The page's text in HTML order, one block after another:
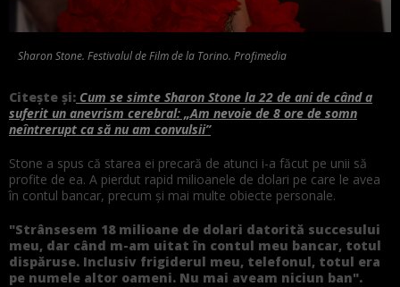
Sharon Stone. Festivalul de Film de la Torino. Profimedia
Citește și: Cum se simte Sharon Stone la 22 de ani de când a
suferit un anevrism cerebral: „Am nevoie de 8 ore de somn
neîntrerupt ca să nu am convulsii”
Stone a spus că starea ei precară de atunci i-a făcut pe unii să
profite de ea. A pierdut rapid milioanele de dolari pe care le avea
în contul bancar, precum și mai multe obiecte personale.
"Strânsesem 18 milioane de dolari datorită succesului
meu, dar când m-am uitat în contul meu bancar, totul
dispăruse. Inclusiv frigiderul meu, telefonul, totul era
pe numele altor oameni. Nu mai aveam niciun ban".